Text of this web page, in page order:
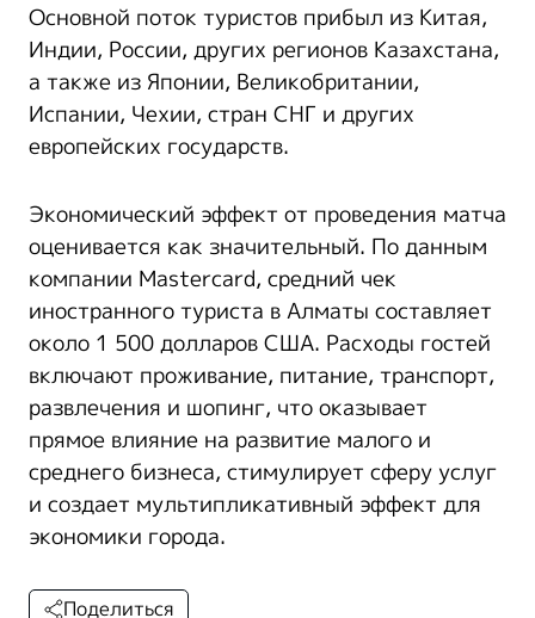
Основной поток туристов прибыл из Китая,
Индии, России, других регионов Казахстана,
а также из Японии, Великобритании,
Испании, Чехии, стран СНГ и других
европейских государств.
Экономический эффект от проведения матча
оценивается как значительный. По данным
компании Mastercard, средний чек
иностранного туриста в Алматы составляет
около 1 500 долларов США. Расходы гостей
включают проживание, питание, транспорт,
развлечения и шопинг, что оказывает
прямое влияние на развитие малого и
среднего бизнеса, стимулирует сферу услуг
и создает мультипликативный эффект для
экономики города.
Поделиться